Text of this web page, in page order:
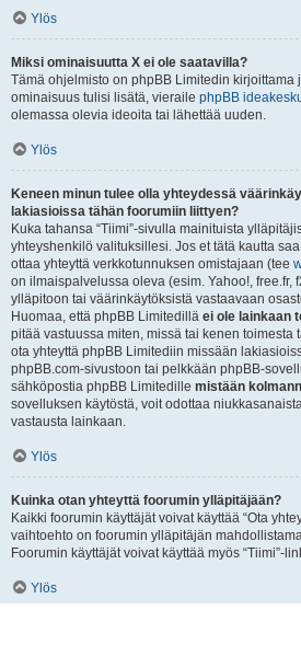
Ylös
Miksi ominaisuutta X ei ole saatavilla?
Tämä ohjelmisto on phpBB Limitedin kirjoittama
ominaisuus tulisi lisätä, vieraile phpBB
olemassa olevia ideoita tai lähettää uuden.
Ylös
Keneen minun tulee olla yhteydessä
lakiasioissa tähän foorumiin liittyen?
Kuka tahansa “Tiimi”-sivulla mainituista
yhteyshenkilö valituksillesi. Jos et tätä kautta
ottaa yhteyttä verkkotunnuksen omistajaan (tee
on ilmaispalvelussa oleva (esim. Yahoo!, free.fr,
ylläpitoon tai väärinkäytöksistä vastaavaan
Huomaa, että phpBB Limitedillä ei ole lainkaan
pitää vastuussa miten, missä tai kenen toimesta
ota yhteyttä phpBB Limitediin missään
phpBB.com-sivustoon tai pelkkään phpBB-
sähköpostia phpBB Limitedille mistään
sovelluksen käytöstä, voit odottaa
vastausta lainkaan.
Ylös
Kuinka otan yhteyttä foorumin ylläpitäjään?
Kaikki foorumin käyttäjät voivat käyttää “Ota
vaihtoehto on foorumin ylläpitäjän
Foorumin käyttäjät voivat käyttää myös “Tiimi”-
Ylös